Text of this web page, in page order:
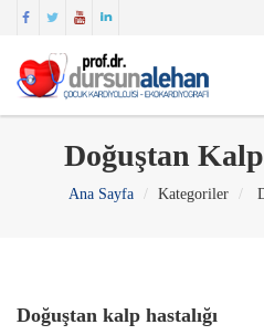
Doğuştan
Ana Sayfa Kategoriler
Doğuştan kalp hastalığı